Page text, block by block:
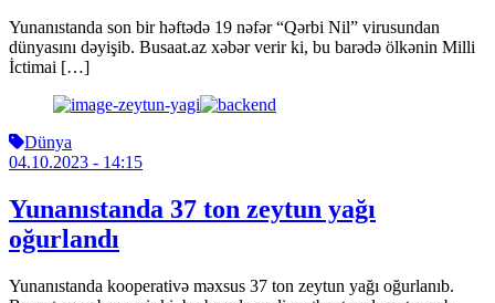
Yunanıstanda son bir həftədə 19 nəfər “Qərbi Nil” virusundan
dünyasını dəyişib. Busaat.az xəbər verir ki, bu barədə ölkənin Milli
İctimai […]
Dünya
04.10.2023 - 14:15
Yunanıstanda 37 ton zeytun yağı
oğurlandı
Yunanıstanda kooperativə məxsus 37 ton zeytun yağı oğurlanıb.